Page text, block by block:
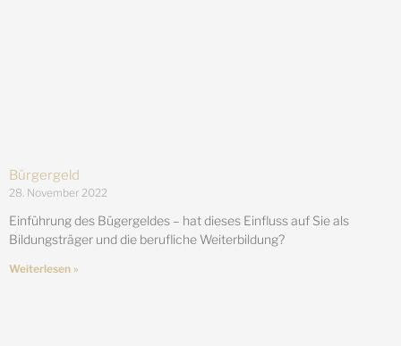
Bürgergeld
28. November 2022
Einführung des Bügergeldes – hat dieses Einfluss auf Sie als
Bildungsträger und die berufliche Weiterbildung?
Weiterlesen »